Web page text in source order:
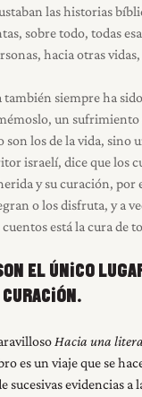
las historias
sobre todo, todas
hacia otras
siempre ha
un sufrimiento
son los de la vida, sino
israelí, dice que los
y su curación, por
o los disfruta, y a
está la cura de
EL ÚNICO
CURACIÓN.
Hacia una
es un viaje que se
sucesivas evidencias